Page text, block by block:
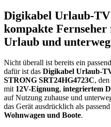
Digikabel Urlaub-
kompakte
Urlaub und
Nicht überall ist bereits ein
dafür ist das Digikabel Urlaub-
STRONG SRT24HG4723C,
mit 12V-Eignung, integriertem
auf Nutzung zuhause und
das Gerät ausdrücklich als
Wohnwagen und Boote.